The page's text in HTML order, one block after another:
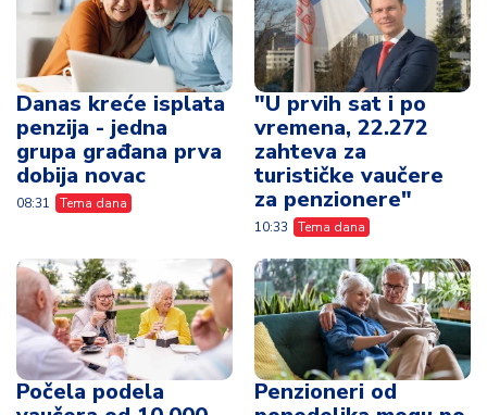
Danas kreće isplata
penzija - jedna
grupa građana prva
dobija novac
08:31 Tema dana
"U prvih sat i po
vremena, 22.272
zahteva za
turističke vaučere
za penzionere"
10:33 Tema dana
Počela podela
Penzioneri od